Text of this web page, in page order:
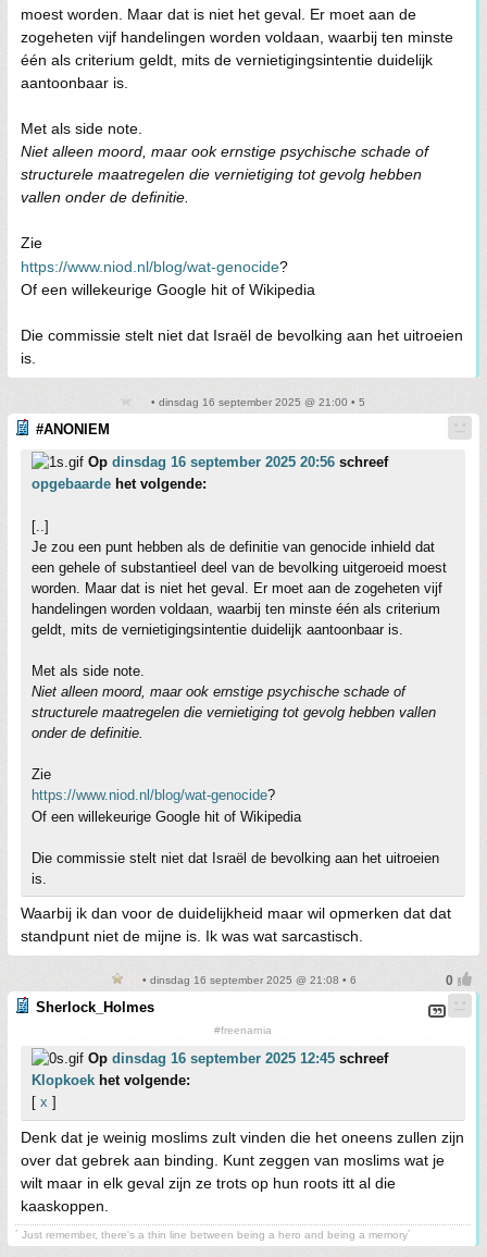
moest worden. Maar dat is niet het geval. Er moet aan de
zogeheten vijf handelingen worden voldaan, waarbij ten minste
één als criterium geldt, mits de vernietigingsintentie duidelijk
aantoonbaar is.
Met als side note.
Niet alleen moord, maar ook ernstige psychische schade of
structurele maatregelen die vernietiging tot gevolg hebben
vallen onder de definitie.
Zie
https://www.niod.nl/blog/wat-genocide?
Of een willekeurige Google hit of Wikipedia
Die commissie stelt niet dat Israël de bevolking aan het uitroeien
is.
• dinsdag 16 september 2025 @ 21:00 • 5
#ANONIEM
Op dinsdag 16 september 2025 20:56 schreef
opgebaarde het volgende:
[..]
Je zou een punt hebben als de definitie van genocide inhield dat
een gehele of substantieel deel van de bevolking uitgeroeid moest
worden. Maar dat is niet het geval. Er moet aan de zogeheten vijf
handelingen worden voldaan, waarbij ten minste één als criterium
geldt, mits de vernietigingsintentie duidelijk aantoonbaar is.
Met als side note.
Niet alleen moord, maar ook ernstige psychische schade of
structurele maatregelen die vernietiging tot gevolg hebben vallen
onder de definitie.
Zie
https://www.niod.nl/blog/wat-genocide?
Of een willekeurige Google hit of Wikipedia
Die commissie stelt niet dat Israël de bevolking aan het uitroeien
is.
Waarbij ik dan voor de duidelijkheid maar wil opmerken dat dat
standpunt niet de mijne is. Ik was wat sarcastisch.
• dinsdag 16 september 2025 @ 21:08 • 6
Sherlock_Holmes
#freenarnia
Op dinsdag 16 september 2025 12:45 schreef
Klopkoek het volgende:
[ x ]
Denk dat je weinig moslims zult vinden die het oneens zullen zijn
over dat gebrek aan binding. Kunt zeggen van moslims wat je
wilt maar in elk geval zijn ze trots op hun roots itt al die
kaaskoppen.
´ Just remember, there's a thin line between being a hero and being a memory´